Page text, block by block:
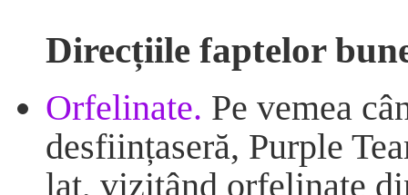
Direcțiile faptelor
Orfelinate. Pe vemea
desființaseră, Purple
lat, vizitând orfelinate